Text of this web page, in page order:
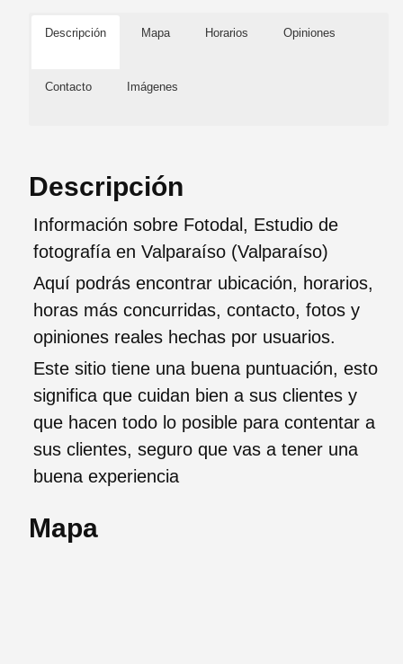
Descripción Mapa Horarios Opiniones
Contacto Imágenes
Descripción
Información sobre Fotodal, Estudio de
fotografía en Valparaíso (Valparaíso)
Aquí podrás encontrar ubicación, horarios,
horas más concurridas, contacto, fotos y
opiniones reales hechas por usuarios.
Este sitio tiene una buena puntuación, esto
significa que cuidan bien a sus clientes y
que hacen todo lo posible para contentar a
sus clientes, seguro que vas a tener una
buena experiencia
Mapa